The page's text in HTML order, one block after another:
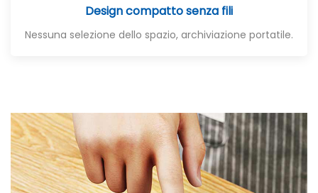
Design compatto senza fili
Nessuna selezione dello spazio, archiviazione portatile.